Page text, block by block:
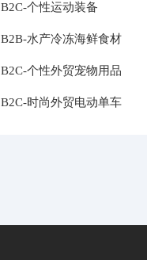
B2C-个性运动装备
B2B-水产冷冻海鲜食材
B2C-个性外贸宠物用品
B2C-时尚外贸电动单车